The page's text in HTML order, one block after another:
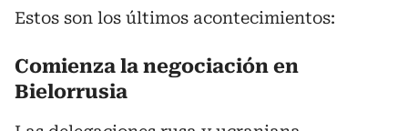
Estos son los últimos acontecimientos:
Comienza la negociación en
Bielorrusia